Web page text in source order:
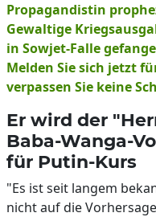
Propagandistin
Gewaltige
in Sowjet-Falle
Melden Sie sich jetzt
verpassen Sie keine
Er wird der
Baba-Wanga-
für Putin-Kurs
"Es ist seit langem
nicht auf die